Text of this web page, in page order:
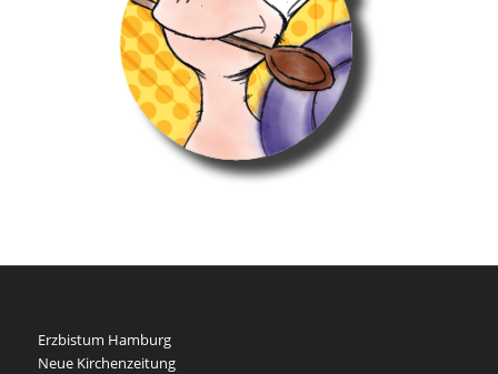
Erzbistum Hamburg
Neue Kirchenzeitung